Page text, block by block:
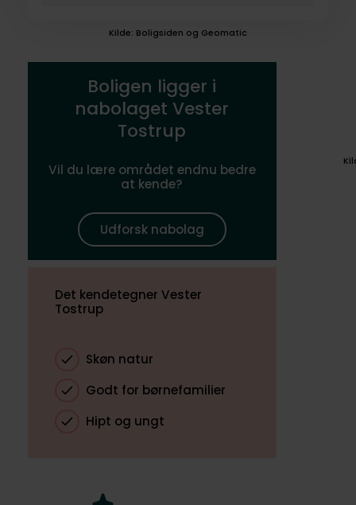
Kilde: Boligsiden og Geomatic
Boligen ligger i
nabolaget Vester
Tostrup
Vil du lære området endnu bedre
at kende?
Udforsk nabolag
Det kendetegner Vester
Tostrup
Skøn natur
Godt for børnefamilier
Hipt og ungt